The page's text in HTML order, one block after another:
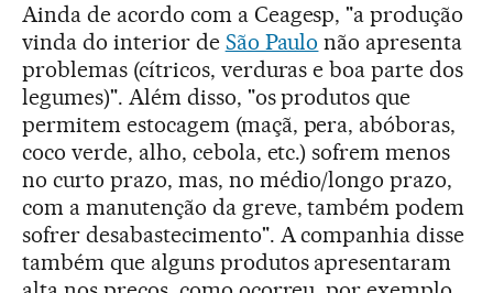
Ainda de acordo com a Ceagesp, "a produção
vinda do interior de São Paulo não apresenta
problemas (cítricos, verduras e boa parte dos
legumes)". Além disso, "os produtos que
permitem estocagem (maçã, pera, abóboras,
coco verde, alho, cebola, etc.) sofrem menos
no curto prazo, mas, no médio/longo prazo,
com a manutenção da greve, também podem
sofrer desabastecimento". A companhia disse
também que alguns produtos apresentaram